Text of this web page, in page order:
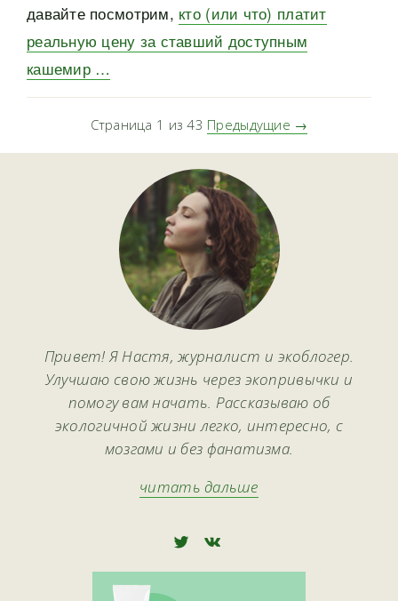
давайте посмотрим, кто (или что) платит
реальную цену за ставший доступным
кашемир …
Страница 1 из 43 Предыдущие →
Привет! Я Настя, журналист и экоблогер.
Улучшаю свою жизнь через экопривычки и
помогу вам начать. Рассказываю об
экологичной жизни легко, интересно, с
мозгами и без фанатизма.
читать дальше
🅃 🅅